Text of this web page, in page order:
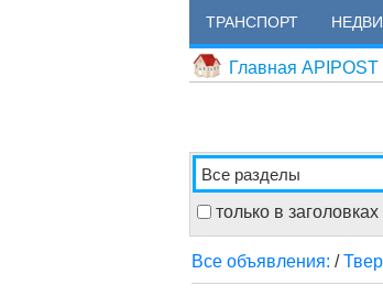
ТРАНСПОРТ
Главная APIPOST
только в заголовках
Все объявления: /